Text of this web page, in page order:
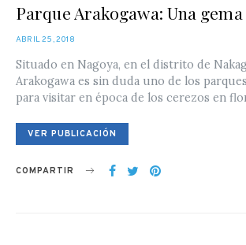
Parque Arakogawa: Una
POSTED
ABRIL 25, 2018
Situado en Nagoya, en el distrito de
Arakogawa es sin duda uno de los
para visitar en época de los cerezos en
VER PUBLICACIÓN
COMPARTIR